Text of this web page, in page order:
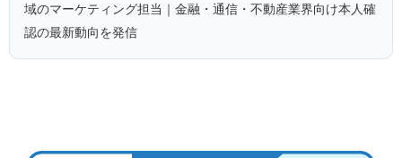
域のマーケティング担当｜金融・通信・不動産業界向け本人確
認の最新動向を発信